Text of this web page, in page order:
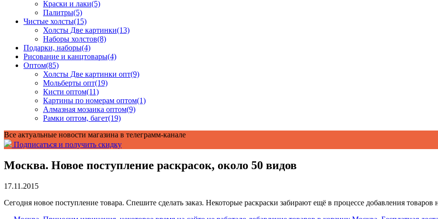
Краски и лаки(5)
Палитры(5)
Чистые холсты(15)
Холсты Две картинки(13)
Наборы холстов(8)
Подарки, наборы(4)
Рисование и канцтовары(4)
Оптом(85)
Холсты Две картинки опт(9)
Мольберты опт(19)
Кисти оптом(11)
Картины по номерам оптом(1)
Алмазная мозаика оптом(9)
Рамки оптом, багет(19)
Все актуальные новости магазина в телеграмм-канале
Подписаться и получить скидку
Москва. Новое поступление раскрасок, около 50 видов
17.11.2015
Сегодня новое поступление товара. Спешите сделать заказ. Некоторые раскраски забирают ещё в процессе добавления товаров